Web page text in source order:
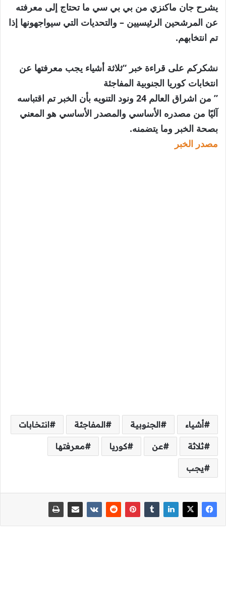
يشرح جان ماكنزي من بي بي سي ما تحتاج إلى معرفته
عن المرشحين الرئيسيين – والتحديات التي سيواجهونها إذا
تم انتخابهم.
نشكركم على قراءة خبر “ثلاثة أشياء يجب معرفتها عن
انتخابات كوريا الجنوبية المفاجئة
” من اشراق العالم 24 ونود التنويه بأن الخبر تم اقتباسه
آليًا من مصدره الأساسي والمصدر الأساسي هو المعني
بصحة الخبر وما يتضمنه.
مصدر الخبر
أشياء الجنوبية المفاجئة انتخابات
ثلاثة عن كوريا معرفتها
يجب